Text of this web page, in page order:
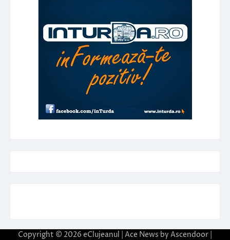
Copyright © 2026 eClujeanul | Ace News by Ascendoor